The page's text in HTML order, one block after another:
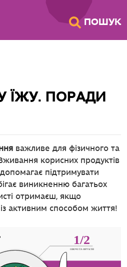
ПОШУК
ЇЖУ. ПОРАДИ
важливе для фізичного та
корисних продуктів
допомагає підтримувати
виникненню багатьох
отримаєш, якщо
активним способом життя!